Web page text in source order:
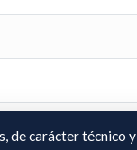
de carácter técnico y